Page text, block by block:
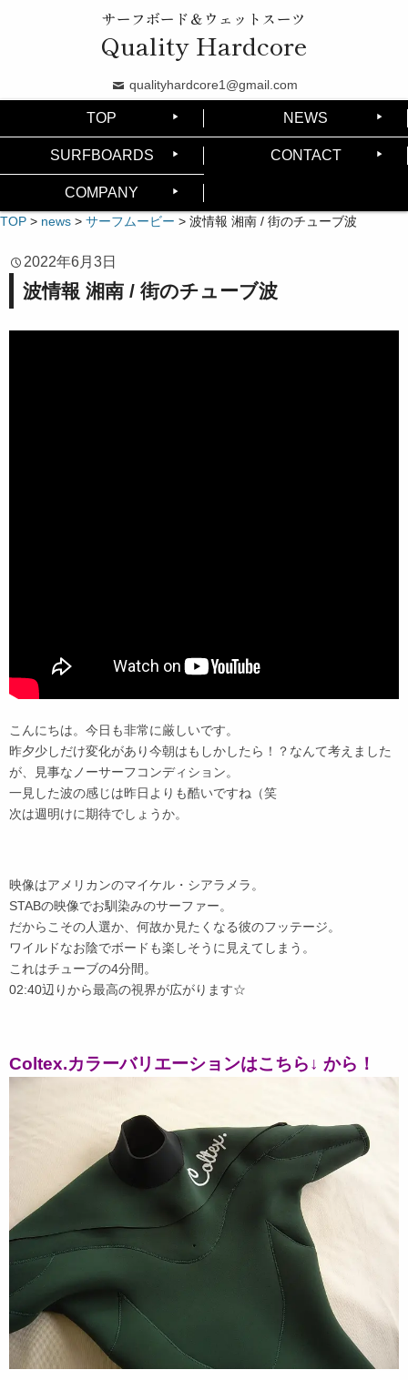
サーフボード＆ウェットスーツ
Quality Hardcore
qualityhardcore1@gmail.com
TOP NEWS
SURFBOARDS CONTACT
COMPANY
TOP > news > サーフムービー > 波情報 湘南 / 街のチューブ波
2022年6月3日
波情報 湘南 / 街のチューブ波
こんにちは。今日も非常に厳しいです。
昨夕少しだけ変化があり今朝はもしかしたら！？なんて考えました
が、見事なノーサーフコンディション。
一見した波の感じは昨日よりも酷いですね（笑
次は週明けに期待でしょうか。
映像はアメリカンのマイケル・シアラメラ。
STABの映像でお馴染みのサーファー。
だからこその人選か、何故か見たくなる彼のフッテージ。
ワイルドなお陰でボードも楽しそうに見えてしまう。
これはチューブの4分間。
02:40辺りから最高の視界が広がります☆
Coltex.カラーバリエーションはこちら↓ から！